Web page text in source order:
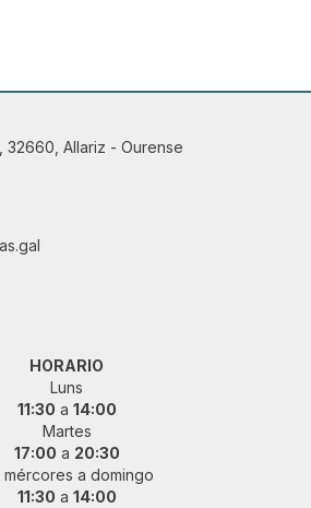
32660, Allariz - Ourense
HORARIO
Luns
11:30 a 14:00
Martes
17:00 a 20:30
mércores a domingo
11:30 a 14:00